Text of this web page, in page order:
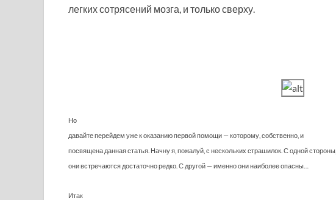
легких сотрясений мозга, и только сверху.
Но
давайте перейдем уже к оказанию первой помощи — которому, собственно, и
посвящена данная статья. Начну я, пожалуй, с нескольких страшилок. С одной стороны,
они встречаются достаточно редко. С другой — именно они наиболее опасны…
Итак